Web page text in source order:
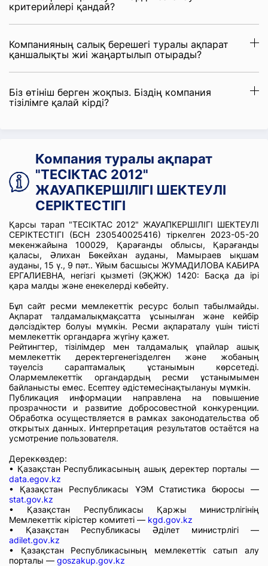
критерийлері қандай?
Компанияның салық берешегі туралы ақпарат
қаншалықты жиі жаңартылып отырады?
Біз өтініш берген жоқпыз. Біздің компания
тізілімге қалай кірді?
Компания туралы ақпарат
"ТЕСІКТАС 2012"
ЖАУАПКЕРШІЛІГІ ШЕКТЕУЛІ
СЕРІКТЕСТІГІ
Қарсы тарап "ТЕСІКТАС 2012" ЖАУАПКЕРШІЛІГІ ШЕКТЕУЛІ
СЕРІКТЕСТІГІ (БСН 230540025416) тіркелген 2023-05-20
мекенжайына 100029, Қарағанды облысы, Қарағанды
қаласы, Әлихан Бөкейхан ауданы, Мамыраев ықшам
ауданы, 15 ү., 9 пәт.. Ұйым басшысы ЖУМАДИЛОВА КАБИРА
ЕРГАЛИЕВНА, негізгі қызметі (ЭҚЖЖ) 1420: Басқа да ірі
қара малды және енекелерді көбейту.
Бұл сайт ресми мемлекеттік ресурс болып табылмайды.
Ақпарат талдамалықмақсатта ұсынылған және кейбір
дәлсіздіктер болуы мүмкін. Ресми ақпараталу үшін тиісті
мемлекеттік органдарға жүгіну қажет.
Рейтингтер, тізілімдер мен талдамалық ұпайлар ашық
мемлекеттік деректергенегізделген және жобаның
тәуелсіз сараптамалық ұстанымын көрсетеді.
Олармемлекеттік органдардың ресми ұстанымымен
байланысты емес. Есептеу әдістемесінақтылануы мүмкін.
Публикация информации направлена на повышение
прозрачности и развитие добросовестной конкуренции.
Обработка осуществляется в рамках законодательства об
открытых данных. Интерпретация результатов остаётся на
усмотрение пользователя.
Дереккөздер:
• Қазақстан Республикасының ашық деректер порталы —
data.egov.kz
• Қазақстан Республикасы ҰЭМ Статистика бюросы —
stat.gov.kz
• Қазақстан Республикасы Қаржы министрлігінің
Мемлекеттік кірістер комитеті — kgd.gov.kz
• Қазақстан Республикасы Әділет министрлігі —
adilet.gov.kz
• Қазақстан Республикасының мемлекеттік сатып алу
порталы — goszakup.gov.kz